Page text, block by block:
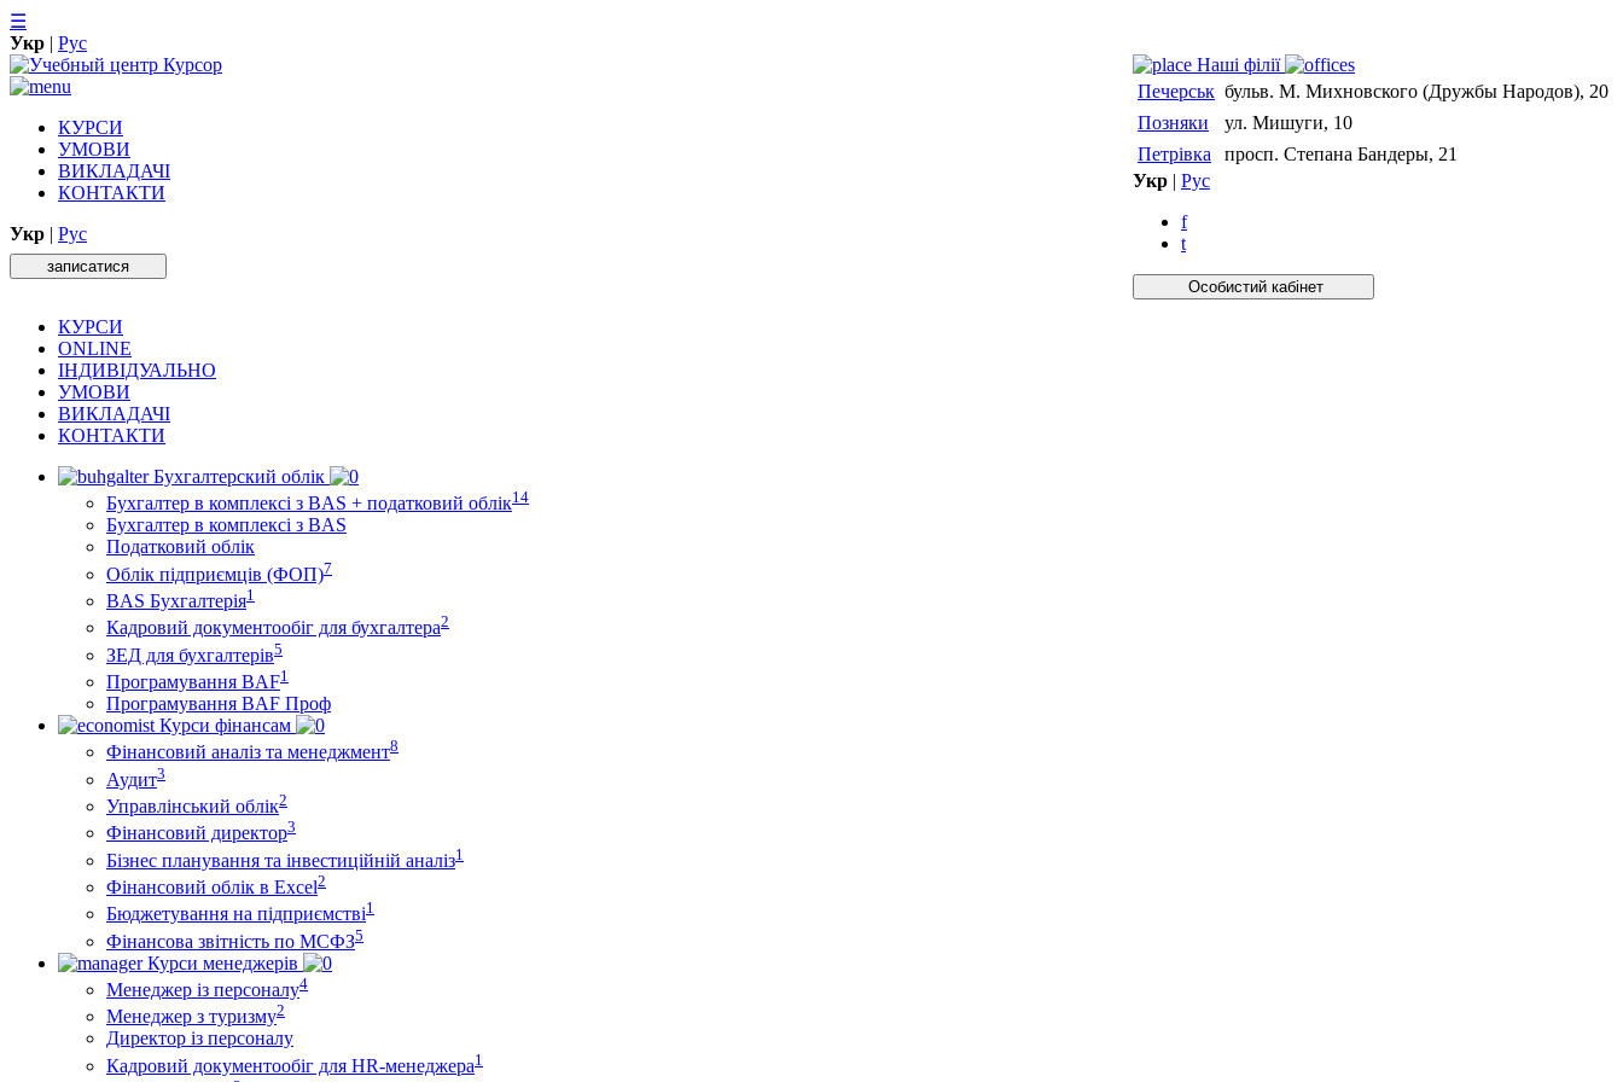
☰
Укр | Рус
Нашi фiлiї
Печерськ бульв. М. Михновского (Дружбы Народов), 20
Позняки
ул. Мишуги, 10
Петрівка
просп. Степана Бандеры, 21
Укр | Рус
f
t
Особистий кабiнет
КУРСИ
УМОВИ
ВИКЛАДАЧІ
КОНТАКТИ
Укр | Рус
записатися
КУРСИ
ONLINE
ІНДИВІДУАЛЬНО
УМОВИ
ВИКЛАДАЧІ
КОНТАКТИ
Бухгалтерский облік
Бухгалтер в комплексі з BAS + податковий облік14
Бухгалтер в комплексі з BAS
Податковий облік
Облік підприємців (ФОП)7
BAS Бухгалтерія1
Кадровий документообіг для бухгалтера2
ЗЕД для бухгалтерів5
Програмування BAF1
Програмування BAF Проф
Курси фінансам
Фінансовий аналіз та менеджмент8
Аудит3
Управлінський облік2
Фінансовий директор3
Бізнес планування та інвестиційній аналіз1
Фінансовий облiк в Excel2
Бюджетування на підприємстві1
Фінансова звітність по МСФЗ5
Курси менеджерів
Менеджер із персоналу4
Менеджер з туризму2
Директор iз персоналу
Кадровий документообіг для HR-менеджера1